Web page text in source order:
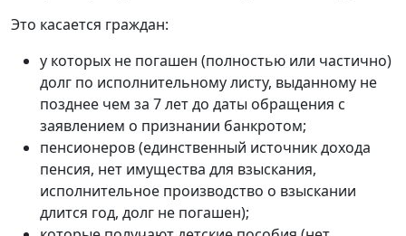
Это касается граждан:
у которых не погашен (полностью или частично)
долг по исполнительному листу, выданному не
позднее чем за 7 лет до даты обращения с
заявлением о признании банкротом;
пенсионеров (единственный источник дохода
пенсия, нет имущества для взыскания,
исполнительное производство о взыскании
длится год, долг не погашен);